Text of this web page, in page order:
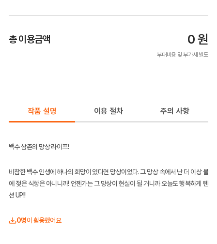
총 이용금액 0 원
부대비용 및 부가세 별도
작품 설명 이용 절차 주의 사항
백수 삼촌의 망상 라이프!
비참한 백수 인생에 하나의 희망이 있다면 망상이었다. 그 망상 속에서 난 더 이상 물
에 젖은 식빵은 아니니까! 언젠가는 그 망상이 현실이 될 거니까 오늘도 행복하게 텐
션 UP!!
0명이 활용했어요